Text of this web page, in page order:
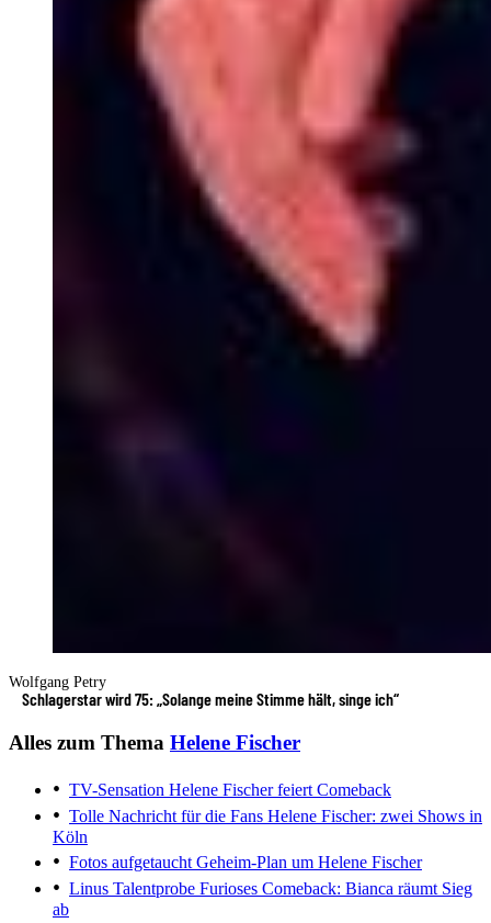
Wolfgang Petry
Schlagerstar wird 75: „Solange meine Stimme hält, singe ich“
Alles zum Thema Helene Fischer
TV-Sensation Helene Fischer feiert Comeback
Tolle Nachricht für die Fans Helene Fischer: zwei Shows in
Köln
Fotos aufgetaucht Geheim-Plan um Helene Fischer
Linus Talentprobe Furioses Comeback: Bianca räumt Sieg
ab